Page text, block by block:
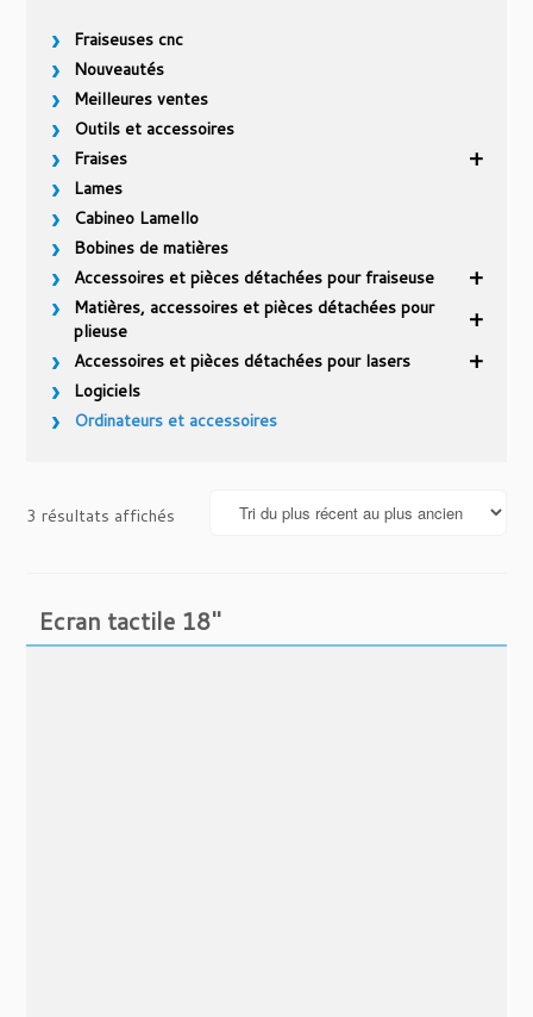
Fraiseuses cnc
Nouveautés
Meilleures ventes
Outils et accessoires
Fraises
Lames
Cabineo Lamello
Bobines de matières
Accessoires et pièces détachées pour fraiseuse
Matières, accessoires et pièces détachées pour
plieuse
Accessoires et pièces détachées pour lasers
Logiciels
Ordinateurs et accessoires
3 résultats affichés
au
plus
Ecran tactile 18″